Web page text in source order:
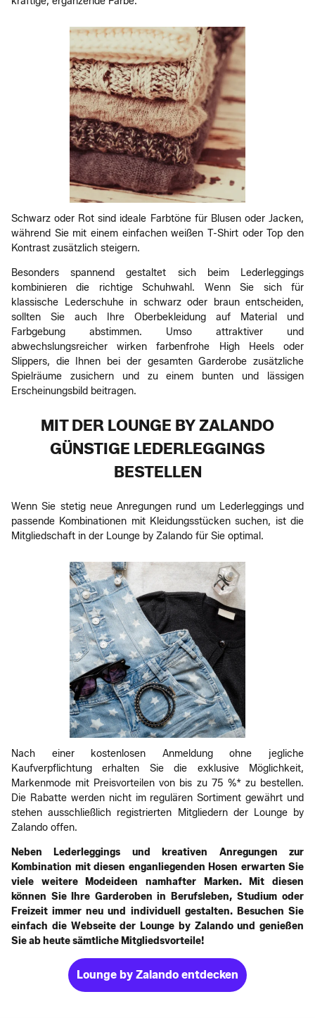
Schwarz oder Rot sind ideale Farbtöne für Blusen oder Jacken,
während Sie mit einem einfachen weißen T-Shirt oder Top den
Kontrast zusätzlich steigern.
Besonders spannend gestaltet sich beim Lederleggings
kombinieren die richtige Schuhwahl. Wenn Sie sich für
klassische Lederschuhe in schwarz oder braun entscheiden,
sollten Sie auch Ihre Oberbekleidung auf Material und
Farbgebung abstimmen. Umso attraktiver und
abwechslungsreicher wirken farbenfrohe High Heels oder
Slippers, die Ihnen bei der gesamten Garderobe zusätzliche
Spielräume zusichern und zu einem bunten und lässigen
Erscheinungsbild beitragen.
MIT DER LOUNGE BY ZALANDO
GÜNSTIGE LEDERLEGGINGS
BESTELLEN
Wenn Sie stetig neue Anregungen rund um Lederleggings und
passende Kombinationen mit Kleidungsstücken suchen, ist die
Mitgliedschaft in der Lounge by Zalando für Sie optimal.
Nach einer kostenlosen Anmeldung ohne jegliche
Kaufverpflichtung erhalten Sie die exklusive Möglichkeit,
Markenmode mit Preisvorteilen von bis zu 75 %* zu bestellen.
Die Rabatte werden nicht im regulären Sortiment gewährt und
stehen ausschließlich registrierten Mitgliedern der Lounge by
Zalando offen.
Neben Lederleggings und kreativen Anregungen zur
Kombination mit diesen enganliegenden Hosen erwarten Sie
viele weitere Modeideen namhafter Marken. Mit diesen
können Sie Ihre Garderoben in Berufsleben, Studium oder
Freizeit immer neu und individuell gestalten. Besuchen Sie
einfach die Webseite der Lounge by Zalando und genießen
Sie ab heute sämtliche Mitgliedsvorteile!
Lounge by Zalando entdecken